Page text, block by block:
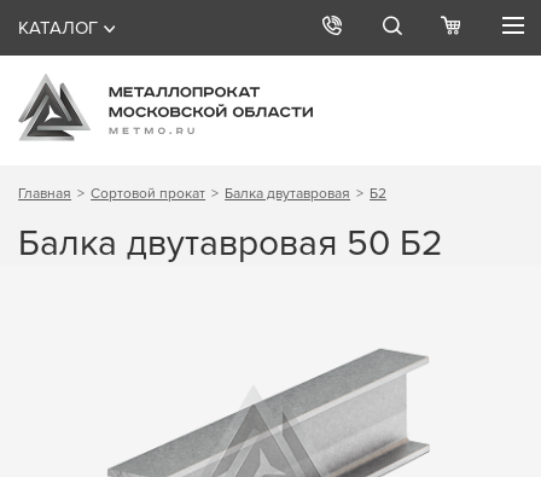
КАТАЛОГ
Главная Сортовой прокат Балка двутавровая Б2
Балка двутавровая 50 Б2